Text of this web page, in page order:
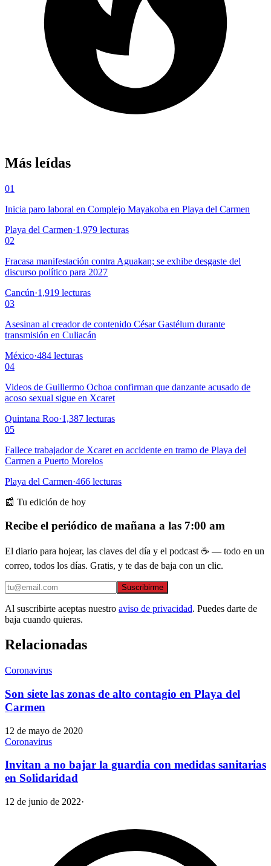
Más leídas
01
Inicia paro laboral en Complejo Mayakoba en Playa del Carmen
Playa del Carmen·1,979 lecturas
02
Fracasa manifestación contra Aguakan; se exhibe desgaste del
discurso político para 2027
Cancún·1,919 lecturas
03
Asesinan al creador de contenido César Gastélum durante
transmisión en Culiacán
México·484 lecturas
04
Videos de Guillermo Ochoa confirman que danzante acusado de
acoso sexual sigue en Xcaret
Quintana Roo·1,387 lecturas
05
Fallece trabajador de Xcaret en accidente en tramo de Playa del
Carmen a Puerto Morelos
Playa del Carmen·466 lecturas
📰 Tu edición de hoy
Recibe el periódico de mañana a las 7:00 am
El diario para hojear, las claves del día y el podcast ☕ — todo en un
correo, todos los días. Gratis, y te das de baja con un clic.
Suscribirme
Al suscribirte aceptas nuestro aviso de privacidad. Puedes darte de
baja cuando quieras.
Relacionadas
Coronavirus
Son siete las zonas de alto contagio en Playa del
Carmen
12 de mayo de 2020
Coronavirus
Invitan a no bajar la guardia con medidas sanitarias
en Solidaridad
12 de junio de 2022·